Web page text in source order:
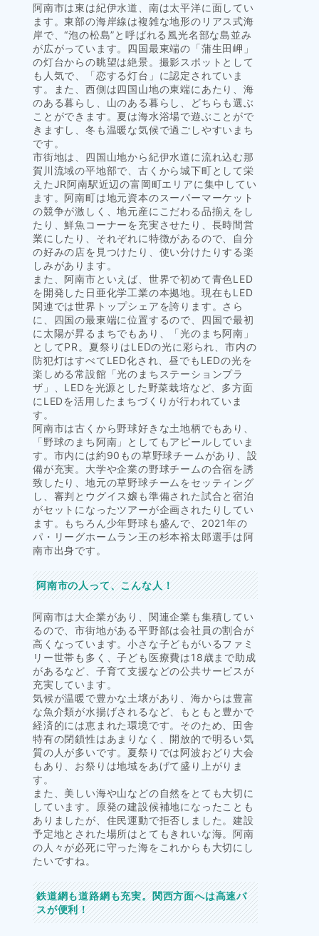
阿南市は東は紀伊水道、南は太平洋に面してい
ます。東部の海岸線は複雑な地形のリアス式海
岸で、“泡の松島”と呼ばれる風光名部な島並み
が広がっています。四国最東端の「蒲生田岬」
の灯台からの眺望は絶景。撮影スポットとして
も人気で、「恋する灯台」に認定されていま
す。また、西側は四国山地の東端にあたり、海
のある暮らし、山のある暮らし、どちらも選ぶ
ことができます。夏は海水浴場で遊ぶことがで
きますし、冬も温暖な気候で過ごしやすいまち
です。
市街地は、四国山地から紀伊水道に流れ込む那
賀川流域の平地部で、古くから城下町として栄
えたJR阿南駅近辺の富岡町エリアに集中してい
ます。阿南町は地元資本のスーパーマーケット
の競争が激しく、地元産にこだわる品揃えをし
たり、鮮魚コーナーを充実させたり、長時間営
業にしたり、それぞれに特徴があるので、自分
の好みの店を見つけたり、使い分けたりする楽
しみがあります。
また、阿南市といえば、世界で初めて青色LED
を開発した日亜化学工業の本拠地。現在もLED
関連では世界トップシェアを誇ります。さら
に、四国の最東端に位置するので、四国で最初
に太陽が昇るまちでもあり、「光のまち阿南」
としてPR。夏祭りはLEDの光に彩られ、市内の
防犯灯はすべてLED化され、昼でもLEDの光を
楽しめる常設館「光のまちステーションプラ
ザ」、LEDを光源とした野菜栽培など、多方面
にLEDを活用したまちづくりが行われていま
す。
阿南市は古くから野球好きな土地柄でもあり、
「野球のまち阿南」としてもアピールしていま
す。市内には約90もの草野球チームがあり、設
備が充実。大学や企業の野球チームの合宿を誘
致したり、地元の草野球チームをセッティング
し、審判とウグイス嬢も準備された試合と宿泊
がセットになったツアーが企画されたりしてい
ます。もちろん少年野球も盛んで、2021年の
パ・リーグホームラン王の杉本裕太郎選手は阿
南市出身です。
阿南市の人って、こんな人！
阿南市は大企業があり、関連企業も集積してい
るので、市街地がある平野部は会社員の割合が
高くなっています。小さな子どもがいるファミ
リー世帯も多く、子ども医療費は18歳まで助成
があるなど、子育て支援などの公共サービスが
充実しています。
気候が温暖で豊かな土壌があり、海からは豊富
な魚介類が水揚げされるなど、もともと豊かで
経済的には恵まれた環境です。そのため、田舎
特有の閉鎖性はあまりなく、開放的で明るい気
質の人が多いです。夏祭りでは阿波おどり大会
もあり、お祭りは地域をあげて盛り上がりま
す。
また、美しい海や山などの自然をとても大切に
しています。原発の建設候補地になったことも
ありましたが、住民運動で拒否しました。建設
予定地とされた場所はとてもきれいな海。阿南
の人々が必死に守った海をこれからも大切にし
たいですね。
鉄道網も道路網も充実。関西方面へは高速バ
スが便利！